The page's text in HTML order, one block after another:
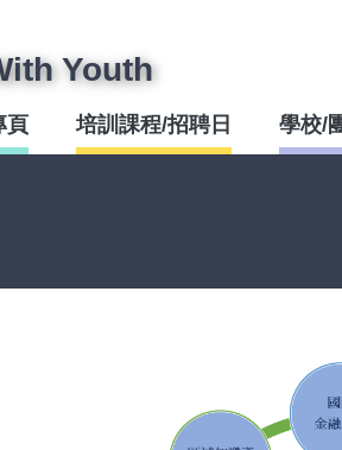
Youth
頁 培訓課程/招聘日 學校/